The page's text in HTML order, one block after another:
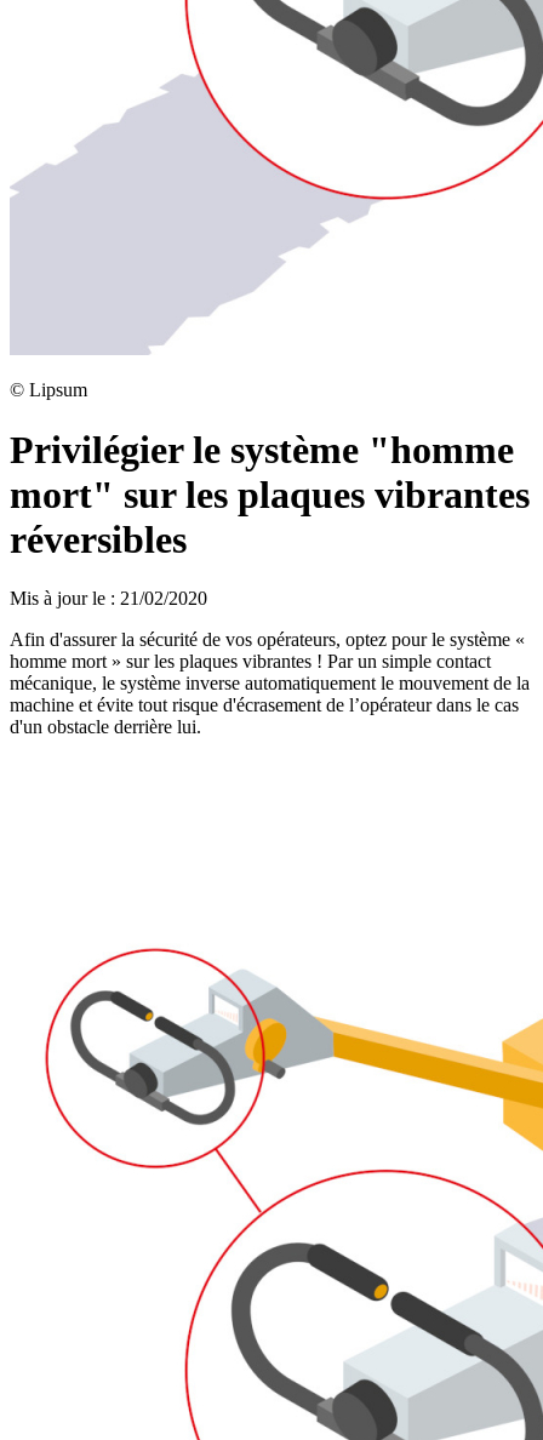
© Lipsum
Privilégier le système "homme
mort" sur les plaques vibrantes
réversibles
Mis à jour le : 21/02/2020
Afin d'assurer la sécurité de vos opérateurs, optez pour le système «
homme mort » sur les plaques vibrantes ! Par un simple contact
mécanique, le système inverse automatiquement le mouvement de la
machine et évite tout risque d'écrasement de l’opérateur dans le cas
d'un obstacle derrière lui.